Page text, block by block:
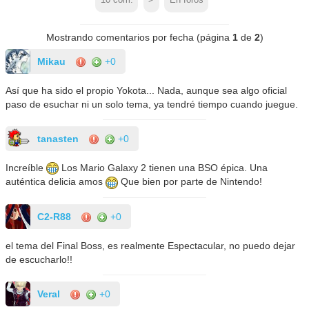
Mostrando comentarios por fecha (página 1de 2)
Mikau +0
Así que ha sido el propio Yokota... Nada, aunque sea algo oficial
paso de esuchar ni un solo tema, ya tendré tiempo cuando juegue.
tanasten +0
Increíble
Los Mario Galaxy 2 tienen una BSO épica. Una
auténtica delicia amos
Que bien por parte de Nintendo!
C2-R88 +0
el tema del Final Boss, es realmente Espectacular, no puedo dejar
de escucharlo!!
Veral +0